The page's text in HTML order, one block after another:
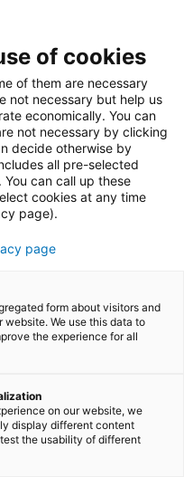
of cookies
of them are necessary
not necessary but help us
economically. You can
not necessary by clicking
decide otherwise by
all pre-selected
can call up these
cookies at any time
page).
page
form about visitors and
website. We use this data to
the experience for all
on our website, we
display different content
the usability of different